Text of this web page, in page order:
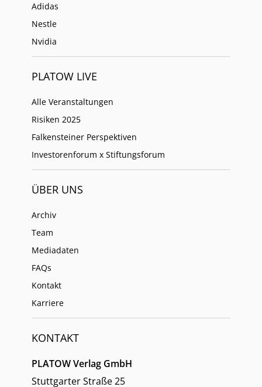
Adidas
Nestle
Nvidia
PLATOW LIVE
Alle Veranstaltungen
Risiken 2025
Falkensteiner Perspektiven
Investorenforum x Stiftungsforum
ÜBER UNS
Archiv
Team
Mediadaten
FAQs
Kontakt
Karriere
KONTAKT
PLATOW Verlag GmbH
Stuttgarter Straße 25